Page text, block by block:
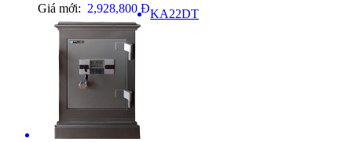
Giá mới: 2,928,800 ĐKA22DT